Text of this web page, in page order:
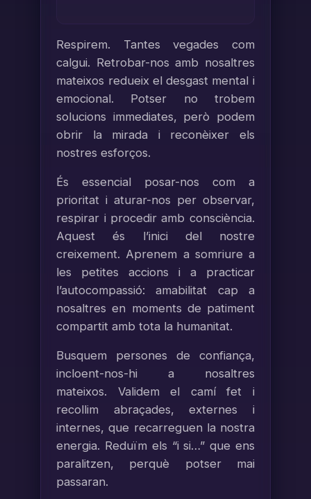
Respirem. Tantes vegades com
calgui. Retrobar-nos amb nosaltres
mateixos redueix el desgast mental i
emocional. Potser no trobem
solucions immediates, però podem
obrir la mirada i reconèixer els
nostres esforços.
És essencial posar-nos com a
prioritat i aturar-nos per observar,
respirar i procedir amb consciència.
Aquest és l’inici del nostre
creixement. Aprenem a somriure a
les petites accions i a practicar
l’autocompassió: amabilitat cap a
nosaltres en moments de patiment
compartit amb tota la humanitat.
Busquem persones de confiança,
incloent-nos-hi a nosaltres
mateixos. Validem el camí fet i
recollim abraçades, externes i
internes, que recarreguen la nostra
energia. Reduïm els “i si…” que ens
paralitzen, perquè potser mai
passaran.